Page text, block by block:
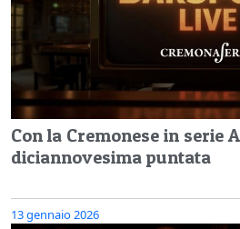
Con la Cremonese in serie
diciannovesima puntata
13 gennaio 2026